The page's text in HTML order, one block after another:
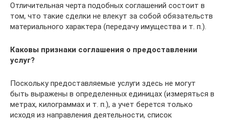
Отличительная черта подобных соглашений состоит в
том, что такие сделки не влекут за собой обязательств
материального характера (передачу имущества и т. п.).
Каковы признаки соглашения о предоставлении
услуг?
Поскольку предоставляемые услуги здесь не могут
быть выражены в определенных единицах (измеряться в
метрах, килограммах и т. п.), а учет берется только
исходя из направления деятельности, список